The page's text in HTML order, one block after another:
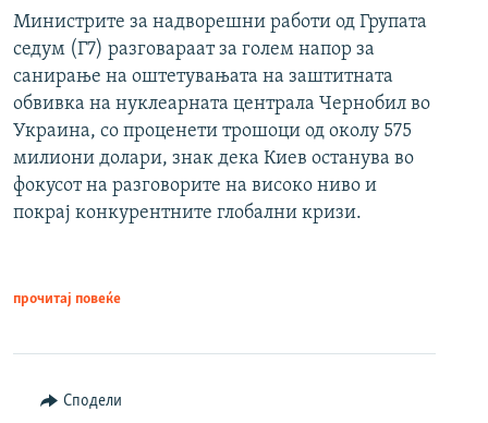
Министрите за надворешни работи од Групата
седум (Г7) разговараат за голем напор за
санирање на оштетувањата на заштитната
обвивка на нуклеарната централа Чернобил во
Украина, со проценети трошоци од околу 575
милиони долари, знак дека Киев останува во
фокусот на разговорите на високо ниво и
покрај конкурентните глобални кризи.
прочитај повеќе
Сподели